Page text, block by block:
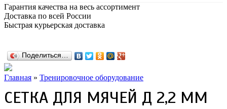
Гарантия качества на весь ассортимент
Доставка по всей России
Быстрая курьерская доставка
Поделиться…
Главная » Тренировочное оборудование
СЕТКА ДЛЯ МЯЧЕЙ Д 2,2 ММ